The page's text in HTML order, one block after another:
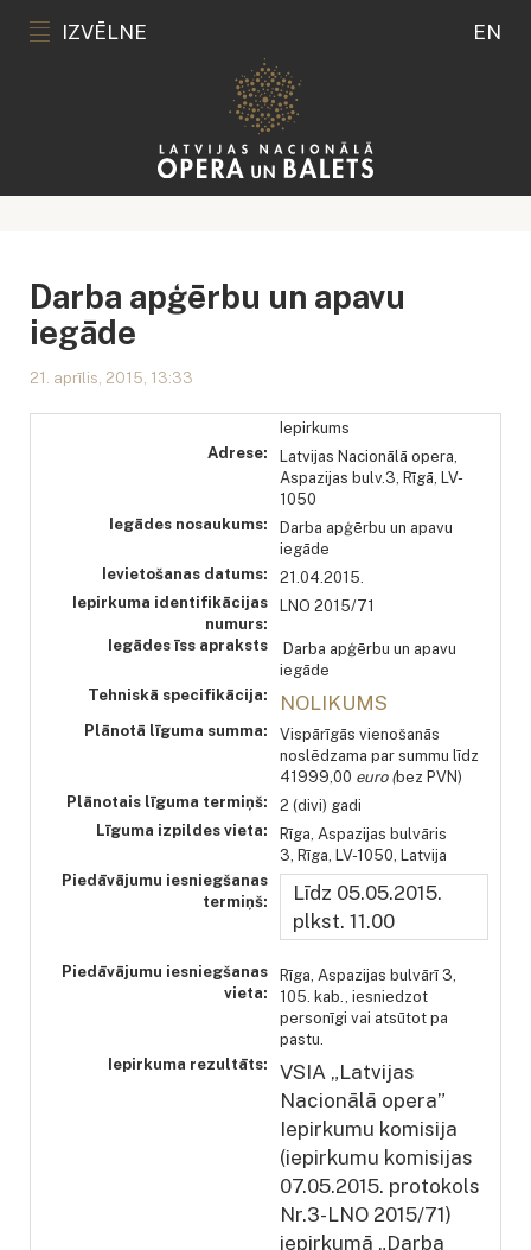
IZVĒLNE EN
Darba apģērbu un apavu
iegāde
21. aprīlis, 2015, 13:33
Iepirkums
Adrese:
Latvijas Nacionālā opera,
Aspazijas bulv.3, Rīgā, LV-
1050
Iegādes nosaukums:
Darba apģērbu un apavu
iegāde
Ievietošanas datums:
21.04.2015.
Iepirkuma identifikācijas
numurs:
LNO 2015/71
Iegādes īss apraksts
Darba apģērbu un apavu
iegāde
Tehniskā specifikācija:
NOLIKUMS
Plānotā līguma summa:
Vispārīgās vienošanās
noslēdzama par summu līdz
41999,00 euro (bez PVN)
Plānotais līguma termiņš:
2 (divi) gadi
Līguma izpildes vieta:
Rīga, Aspazijas bulvāris
3, Rīga, LV-1050, Latvija
Piedāvājumu iesniegšanas
termiņš:
Līdz 05.05.2015.
plkst. 11.00
Piedāvājumu iesniegšanas
vieta:
Rīga, Aspazijas bulvārī 3,
105. kab., iesniedzot
personīgi vai atsūtot pa
pastu.
Iepirkuma rezultāts:
VSIA „Latvijas
Nacionālā opera”
Iepirkumu komisija
(iepirkumu komisijas
07.05.2015. protokols
Nr.3-LNO 2015/71)
iepirkumā „Darba